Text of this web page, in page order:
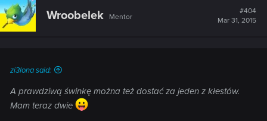
Wroobelek Mentor
#404
Mar 31, 2015
zi3lona said:
A prawdziwą świnkę można też dostać za jeden z kłestów.
Mam teraz dwie